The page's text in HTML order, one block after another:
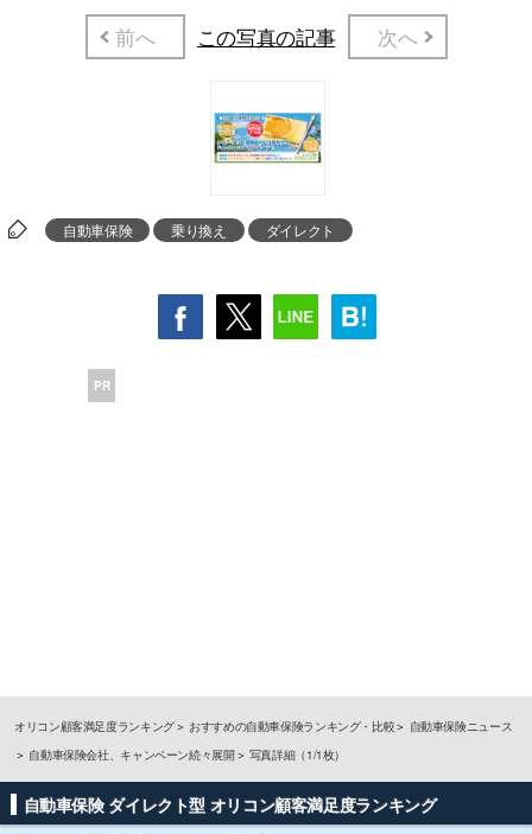
前へ
この写真の記事 次へ
自動車保険 乗り換え ダイレクト
PR
オリコン顧客満足度ランキング おすすめの自動車保険ランキング・比較
自動車保険ニュース
自動車保険会社、キャンペーン続々展開
写真詳細（1/1枚）
自動車保険 ダイレクト型 オリコン顧客満足度ランキング